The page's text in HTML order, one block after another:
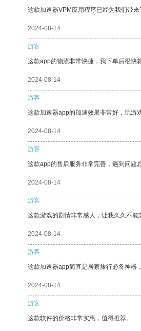
这款加速器VPM应用程序已经为我们带来
2024-08-14
游客
这款app的物流非常快捷，我下单后很快
2024-08-14
游客
这款加速器app的加速效果非常好，玩游
2024-08-14
游客
这款app的售后服务非常完善，遇到问题
2024-08-14
游客
这款游戏的剧情非常感人，让我久久不能
2024-08-14
游客
这款加速器app简直是居家旅行必备神器
2024-08-14
游客
这款软件的价格非常实惠，值得推荐。